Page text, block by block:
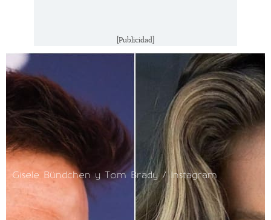
[Publicidad]
Gisele Bündchen y Tom Brady / Instagram